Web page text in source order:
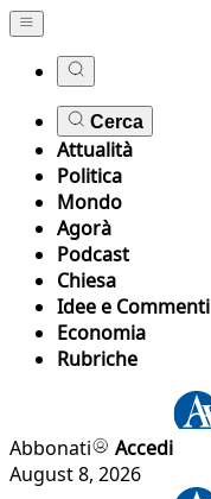
Cerca
Attualità
Politica
Mondo
Agorà
Podcast
Chiesa
Idee e Commenti
Economia
Rubriche
Abbonati
Accedi
August 8, 2026